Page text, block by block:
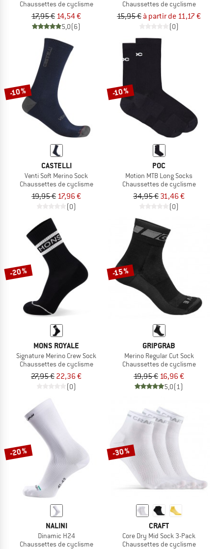
Chaussettes de cyclisme
17,95 € 14,54 €
5,0(6)
Chaussettes de cyclisme
15,95 € à partir de 11,17 €
(0)
-10 %
CASTELLI
Venti Soft Merino Sock
Chaussettes de cyclisme
19,95 € 17,96 €
(0)
-10 %
POC
Motion MTB Long Socks
Chaussettes de cyclisme
34,95 € 31,46 €
(0)
-20 %
MONS ROYALE
Signature Merino Crew Sock
Chaussettes de cyclisme
27,95 € 22,36 €
(0)
-15 %
GRIPGRAB
Merino Regular Cut Sock
Chaussettes de cyclisme
19,95 € 16,96 €
5,0(1)
-20 %
NALINI
Dinamic H24
Chaussettes de cyclisme
-30 %
CRAFT
Core Dry Mid Sock 3-Pack
Chaussettes de cyclisme